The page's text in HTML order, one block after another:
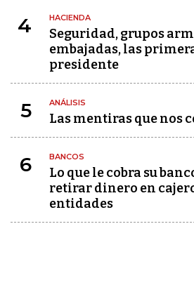
4 HACIENDA
Seguridad, grupos
embajadas, las
presidente
5 ANÁLISIS
Las mentiras que nos
6 BANCOS
Lo que le cobra su
retirar dinero en
entidades